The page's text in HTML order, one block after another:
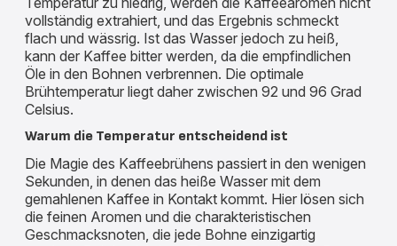
vollständig extrahiert, und das Ergebnis schmeckt
flach und wässrig. Ist das Wasser jedoch zu heiß,
kann der Kaffee bitter werden, da die empfindlichen
Öle in den Bohnen verbrennen. Die optimale
Brühtemperatur liegt daher zwischen 92 und 96 Grad
Celsius.
Warum die Temperatur entscheidend ist
Die Magie des Kaffeebrühens passiert in den wenigen
Sekunden, in denen das heiße Wasser mit dem
gemahlenen Kaffee in Kontakt kommt. Hier lösen sich
die feinen Aromen und die charakteristischen
Geschmacksnoten, die jede Bohne einzigartig